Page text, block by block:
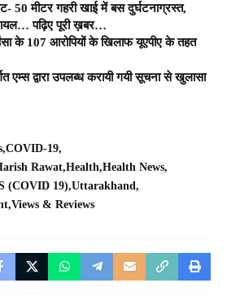
50 मीटर गहरी खाई में बस दुर्घटनाग्रस्त,
पढ़िए पूरी ख़बर…
के 107 आरोपियों के खिलाफ यूएपीए के तहत
एम्स द्वारा उपलब्ध करायी गयी सूचना से खुलासा
COVID-19
Rawat Health Health News
(COVID 19) Uttarakhand
Views & Reviews